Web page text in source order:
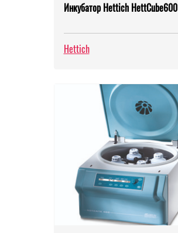
Инкубатор Hettich HettCube600
Hettich